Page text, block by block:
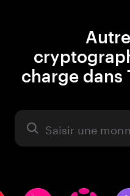
charge dans
Actifs